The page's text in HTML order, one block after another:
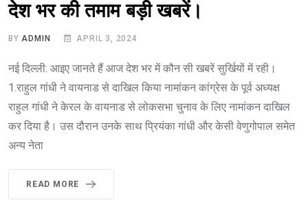
देश भर की तमाम बड़ी खबरें।
BYADMIN APRIL 3, 2024
नई दिल्ली: आइए जानते हैं आज देश भर में कौन सी खबरें सुर्खियों में रही।
1.राहुल गांधी ने वायनाड से दाखिल किया नामांकन कांग्रेस के पूर्व अध्यक्ष
राहुल गांधी ने केरल के वायनाड से लोकसभा चुनाव के लिए नामांकन दाखिल
कर दिया है। उस दौरान उनके साथ प्रियंका गांधी और केसी वेणुगोपाल समेत
अन्य नेता
READ MORE